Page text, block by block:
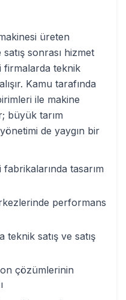
üreten
sonrası hizmet
firmalarda teknik
Kamu tarafında
ile makine
büyük tarım
de yaygın bir
tasarım
performans
teknik satış ve satış
çözümlerinin